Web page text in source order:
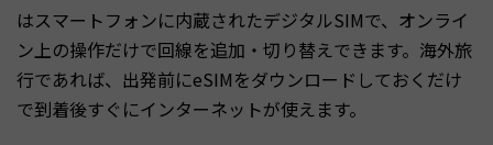
はスマートフォンに内蔵されたデジタルSIMで、オンライ
ン上の操作だけで回線を追加・切り替えできます。海外旅
行であれば、出発前にeSIMをダウンロードしておくだけ
で到着後すぐにインターネットが使えます。